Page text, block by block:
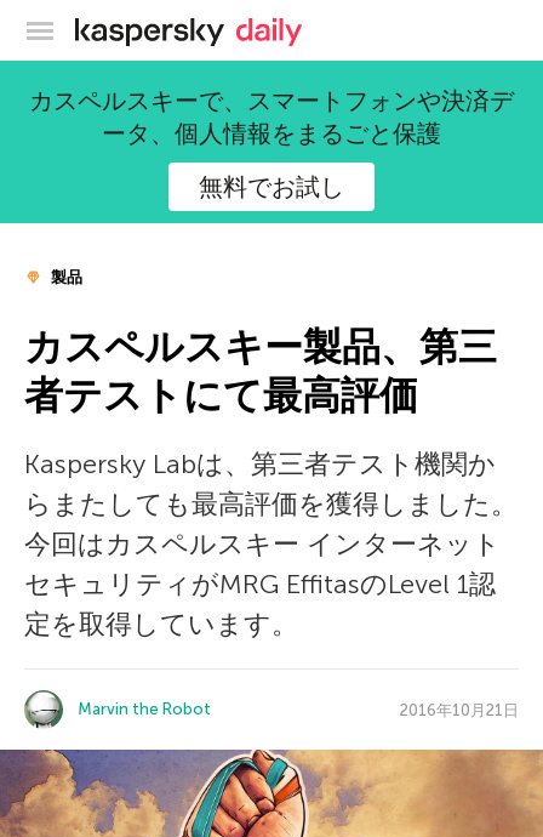
カスペルスキー公式ブログ
カスペルスキーで、スマートフォンや決済デ
ータ、個人情報をまるごと保護
無料でお試し
製品
カスペルスキー製品、第三
者テストにて最高評価
Kaspersky Labは、第三者テスト機関か
らまたしても最高評価を獲得しました。
今回はカスペルスキー インターネット
セキュリティがMRG EffitasのLevel 1認
定を取得しています。
Marvin the Robot 2016年10月21日